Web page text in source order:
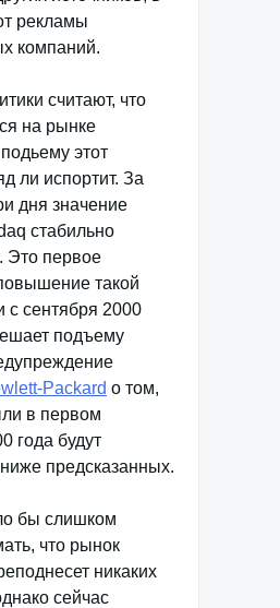
рекламы
компаний.
считают, что
на рынке
этот
ли испортит. За
дня значение
стабильно
Это первое
такой
с сентября 2000
подъему
Packard о том,
в первом
года будут
предсказанных.
бы слишком
что рынок
никаких
сейчас